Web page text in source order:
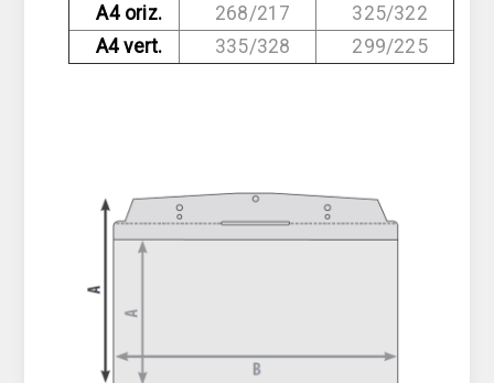
A4 oriz.
268/217
325/322
A4 vert.
335/328 299/225